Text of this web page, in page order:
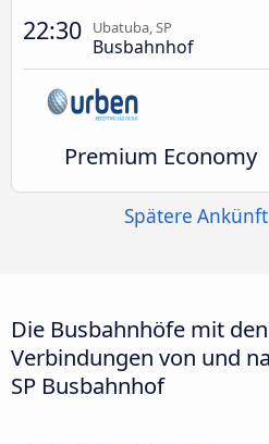
22:30 Ubatuba, SP
Busbahnhof
Premium Economy
Spätere
Die Busbahnhöfe mit
Verbindungen von und
SP Busbahnhof